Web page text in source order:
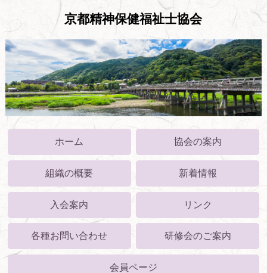
京都精神保健福祉士協会
ホーム 協会の案内
組織の概要 新着情報
入会案内 リンク
各種お問い合わせ 研修会のご案内
会員ページ